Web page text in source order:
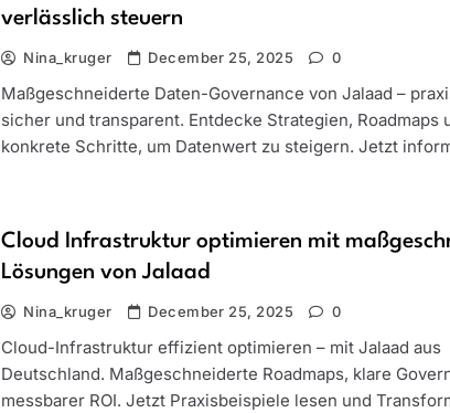
verlässlich steuern
Nina_kruger December 25, 2025 0
Maßgeschneiderte Daten-Governance von Jalaad –
sicher und transparent. Entdecke Strategien, Roadmaps
konkrete Schritte, um Datenwert zu steigern. Jetzt
Cloud Infrastruktur optimieren mit
Lösungen von Jalaad
Nina_kruger December 25, 2025 0
Cloud-Infrastruktur effizient optimieren – mit Jalaad aus
Deutschland. Maßgeschneiderte Roadmaps, klare
messbarer ROI. Jetzt Praxisbeispiele lesen und